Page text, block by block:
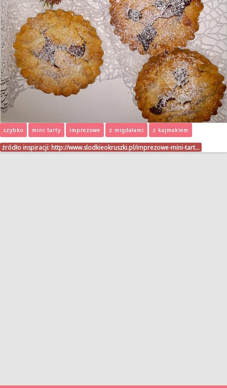
szybko mini tarty imprezowe z migdałami z kajmakiem
źródło inspiracji: http://www.slodkieokruszki.pl/imprezowe-mini-tart…